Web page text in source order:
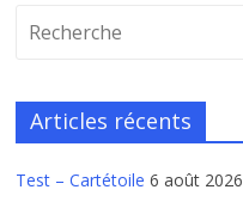
Articles récents
Test – Cartétoile 6 août 2026